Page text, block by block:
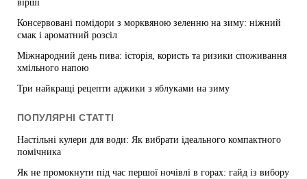
вірші
Консервовані помідори з морквяною зеленню на зиму: ніжний
смак і ароматний розсіл
Міжнародний день пива: історія, користь та ризики споживання
хмільного напою
Три найкращі рецепти аджики з яблуками на зиму
ПОПУЛЯРНІ СТАТТІ
Настільні кулери для води: Як вибрати ідеального компактного
помічника
Як не промокнути під час першої ночівлі в горах: гайд із вибору